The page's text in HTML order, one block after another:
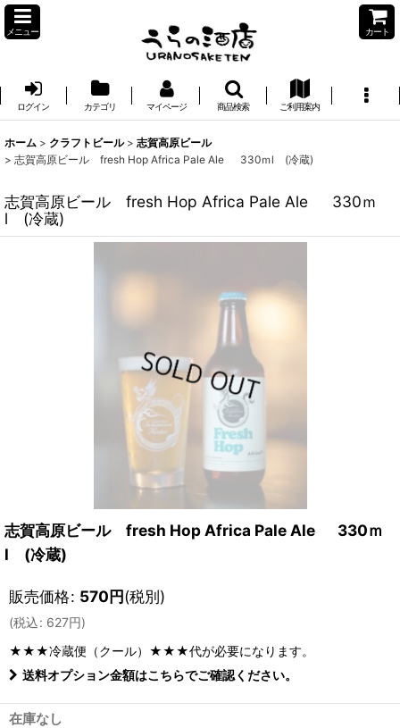
メニュー カート
ログイン カテゴリ マイページ 商品検索 ご利用案内
ホーム > クラフトビール > 志賀高原ビール
> 志賀高原ビール fresh Hop Africa Pale Ale 330ｍl (冷蔵)
志賀高原ビール fresh Hop Africa Pale Ale 330ｍ
l (冷蔵)
志賀高原ビール fresh Hop Africa Pale Ale 330ｍ
l (冷蔵)
販売価格: 570円(税別)
(税込: 627円)
★★★冷蔵便（クール）★★★代が必要になります。
送料オプション金額はこちらでご確認ください。
在庫なし